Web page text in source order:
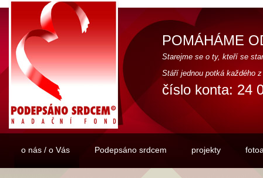
POMÁHÁME
Starejme se o ty, kteří se
Stáří jednou potká každého
číslo konta: 24
o nás / o Vás Podepsáno srdcem projekty